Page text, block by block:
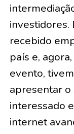
investidores.
recebido
país e,
evento,
apresentar
interessado
internet